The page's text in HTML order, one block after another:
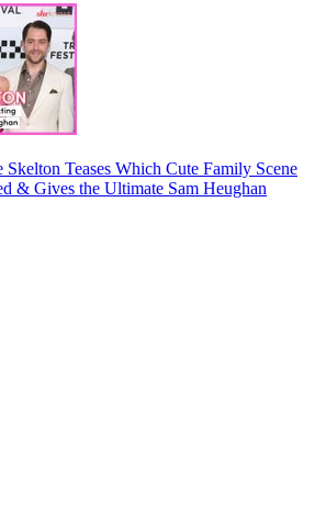
Skelton Teases Which Cute Family Scene
& Gives the Ultimate Sam Heughan